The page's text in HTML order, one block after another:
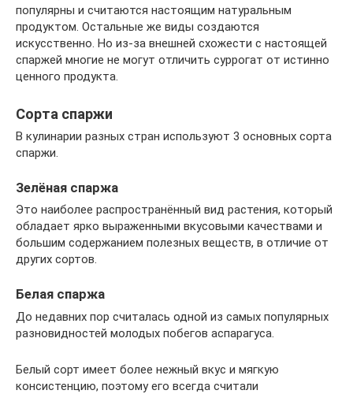
популярны и считаются настоящим натуральным
продуктом. Остальные же виды создаются
искусственно. Но из-за внешней схожести с настоящей
спаржей многие не могут отличить суррогат от истинно
ценного продукта.
Сорта спаржи
В кулинарии разных стран используют 3 основных сорта
спаржи.
Зелёная спаржа
Это наиболее распространённый вид растения, который
обладает ярко выраженными вкусовыми качествами и
большим содержанием полезных веществ, в отличие от
других сортов.
Белая спаржа
До недавних пор считалась одной из самых популярных
разновидностей молодых побегов аспарагуса.
Белый сорт имеет более нежный вкус и мягкую
консистенцию, поэтому его всегда считали